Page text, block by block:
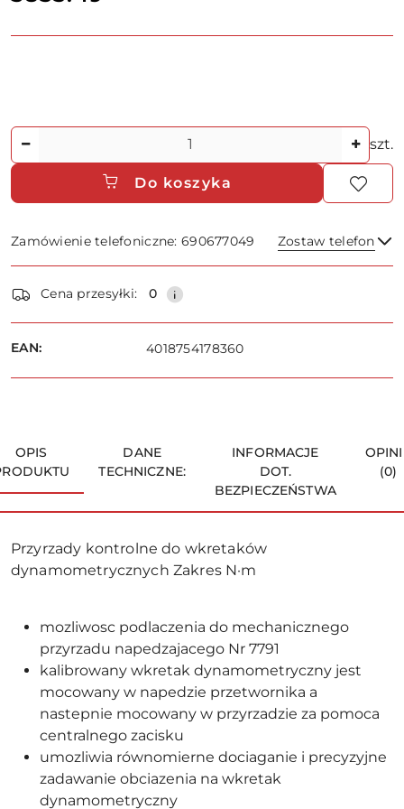
Ilość szt.
Do koszyka
Zamówienie telefoniczne: 690677049 Zostaw telefon
Wyślij
Dostępność
i
dostawa
Cena przesyłki: 0
EAN: 4018754178360
OPIS
DANE
TECHNICZNE:
INFORMACJE
DOT.
BEZPIECZEŃSTWA
(0)
Przyrzady kontrolne do wkretaków
dynamometrycznych Zakres N·m
mozliwosc podlaczenia do mechanicznego
przyrzadu napedzajacego Nr 7791
kalibrowany wkretak dynamometryczny jest
mocowany w napedzie przetwornika a
nastepnie mocowany w przyrzadzie za pomoca
centralnego zacisku
umozliwia równomierne dociaganie i precyzyjne
zadawanie obciazenia na wkretak
dynamometryczny